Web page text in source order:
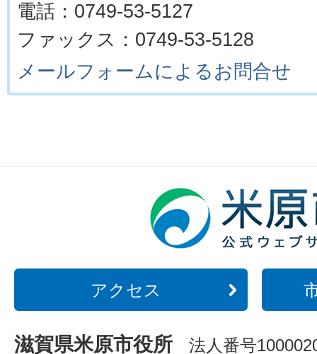
電話：0749-53-5127
ファックス：0749-53-5128
メールフォームによるお問合せ
アクセス
滋賀県米原市役所 法人番号